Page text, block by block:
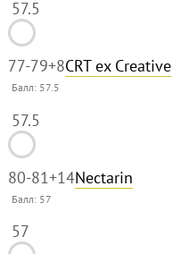
57.5
77-79+8CRT ex Creative
Балл: 57.5
57.5
80-81+14Nectarin
Балл: 57
57